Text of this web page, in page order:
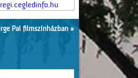
Pal filmszínházban »